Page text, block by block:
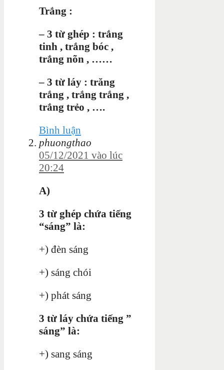
Trắng :
– 3 từ ghép : trắng
tinh , trắng bóc ,
trắng nõn , ……
– 3 từ láy : trăng
trắng , trắng trắng ,
trắng trẻo , ….
Bình luận
phuongthao
05/12/2021 vào lúc
20:24
A)
3 từ ghép chứa tiếng
“sáng” là:
+) đèn sáng
+) sáng chói
+) phát sáng
3 từ láy chứa tiếng ”
sáng” là:
+) sang sáng